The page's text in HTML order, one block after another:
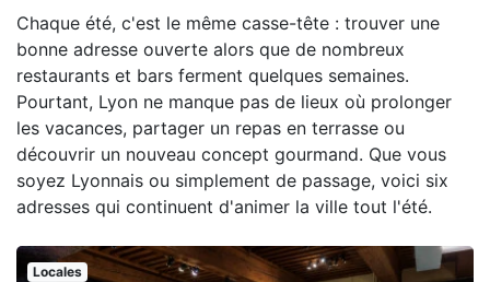
Chaque été, c'est le même casse-tête : trouver une
bonne adresse ouverte alors que de nombreux
restaurants et bars ferment quelques semaines.
Pourtant, Lyon ne manque pas de lieux où prolonger
les vacances, partager un repas en terrasse ou
découvrir un nouveau concept gourmand. Que vous
soyez Lyonnais ou simplement de passage, voici six
adresses qui continuent d'animer la ville tout l'été.
Locales